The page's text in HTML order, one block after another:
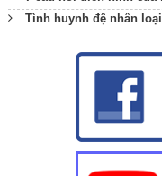
Tình huynh đệ nhân loại